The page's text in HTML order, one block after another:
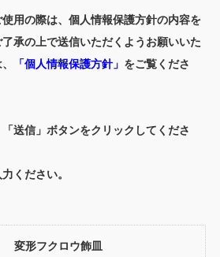
用の際は、個人情報保護方針の内容を
承の上で送信いただくようお願いいた
「個人情報保護方針」 をご覧くださ
送信」ボタンをクリックしてくださ
ください。
変形フクロウ飾皿